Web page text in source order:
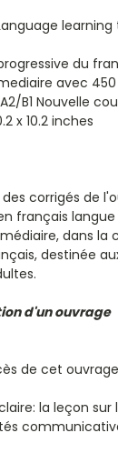
learning
du
avec
B1 Nouvelle
x 10.2 inches
corrigés de
français
dans la
destinée
d'un ouvrage
de cet
la leçon sur